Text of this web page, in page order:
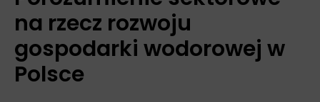
na rzecz rozwoju
gospodarki wodorowej w
Polsce